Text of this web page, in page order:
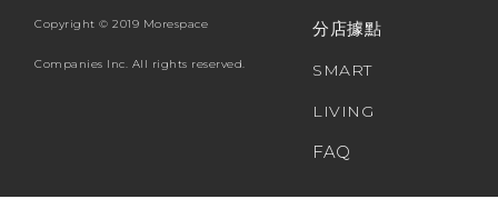
Copyright © 2019 Morespace
Companies Inc. All rights reserved.
分店據點
SMART
LIVING
FAQ